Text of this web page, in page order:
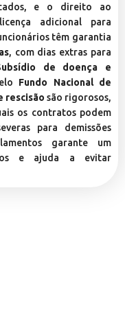
e o direito ao
adicional para
têm garantia
, com dias extras para
de doença e
Fundo Nacional de
rescisão são rigorosos,
os contratos podem
para demissões
garante um
e ajuda a evitar